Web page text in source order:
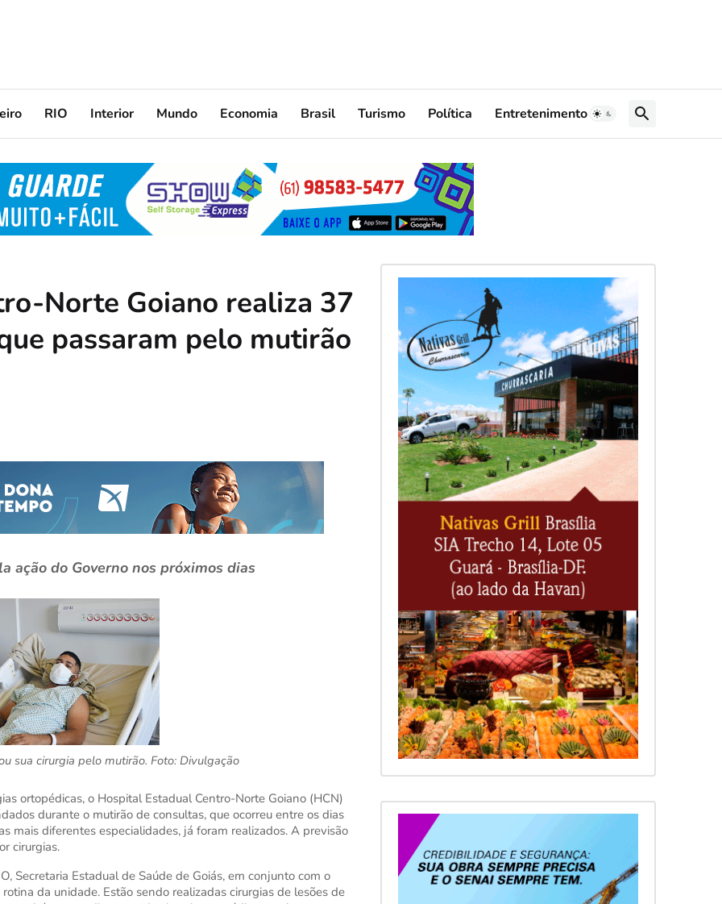
RIO Interior Mundo Economia Brasil Turismo Política Entretenimento
Norte Goiano realiza 37
passaram pelo mutirão
ação do Governo nos próximos dias
sua cirurgia pelo mutirão. Foto: Divulgação
ortopédicas, o Hospital Estadual Centro-Norte Goiano (HCN)
durante o mutirão de consultas, que ocorreu entre os dias
mais diferentes especialidades, já foram realizados. A previsão
cirurgias.
Secretaria Estadual de Saúde de Goiás, em conjunto com o
da unidade. Estão sendo realizadas cirurgias de lesões de